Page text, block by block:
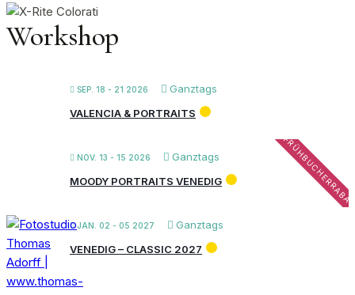
Workshop
SEP. 18 - 21 2026
Ganztags
VALENCIA & PORTRAITS
NOV. 13 - 15 2026 Ganztags
MOODY PORTRAITS VENEDIG
JAN. 02 - 05 2027
Ganztags
VENEDIG – CLASSIC 2027